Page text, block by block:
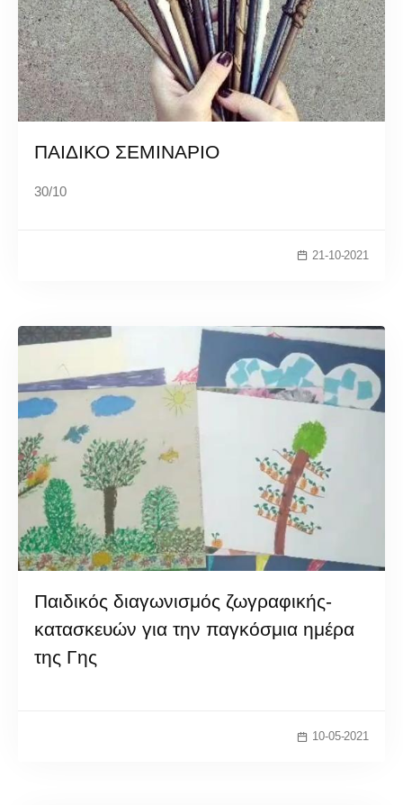
ΠΑΙΔΙΚΟ ΣΕΜΙΝΑΡΙΟ
30/10
21-10-2021
Παιδικός διαγωνισμός ζωγραφικής-
κατασκευών για την παγκόσμια ημέρα
της Γης
10-05-2021